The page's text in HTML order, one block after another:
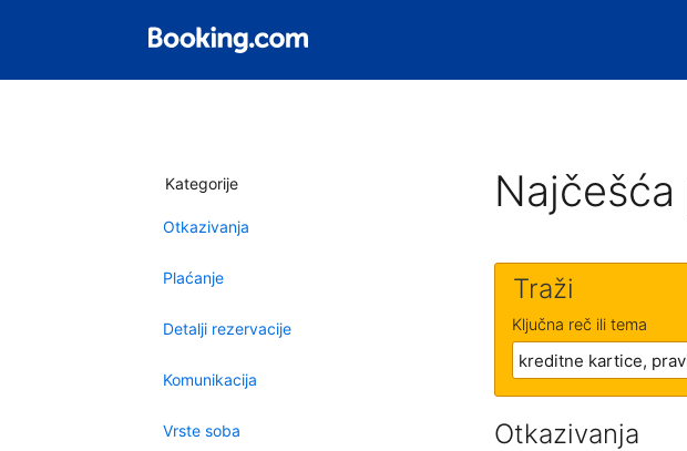
Kategorije
Otkazivanja
Plaćanje
Detalji rezervacije
Komunikacija
Vrste soba
Traži
Ključna reč ili tema
Otkazivanja